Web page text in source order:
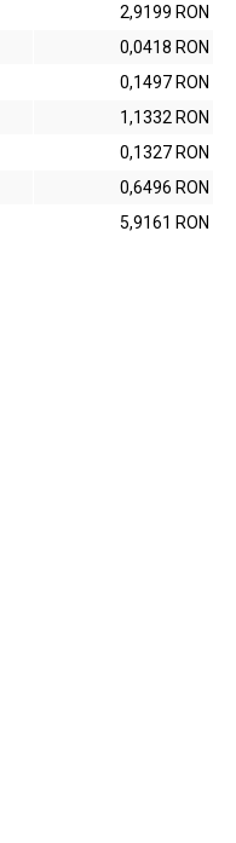
2,9199 RON
0,0418 RON
0,1497 RON
1,1332 RON
0,1327 RON
0,6496 RON
5,9161 RON